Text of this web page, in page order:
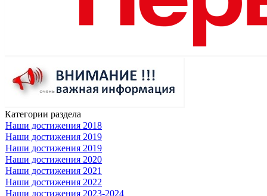
Категории раздела
Наши достижения 2018
Наши достижения 2019
Наши достижения 2019
Наши достижения 2020
Наши достижения 2021
Наши достижения 2022
Наши достижения 2023-2024